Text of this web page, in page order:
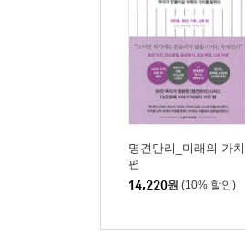
명견만리_미래의 가치
편
14,220원 (10% 할인)